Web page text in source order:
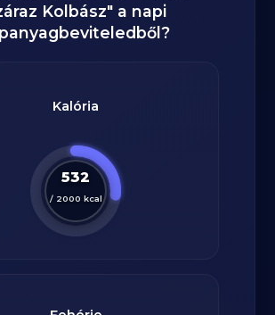
Kolbász" a napi
Kalória
532
/ 2000 kcal